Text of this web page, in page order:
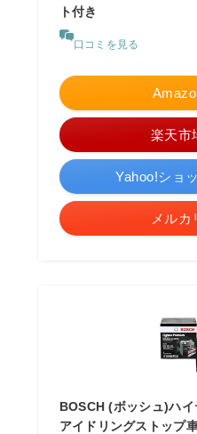
ト付き
口コミを見る
楽天市
Yahoo!ショ
メルカ
BOSCH (ボッシュ)ハ
アイドリングストップ